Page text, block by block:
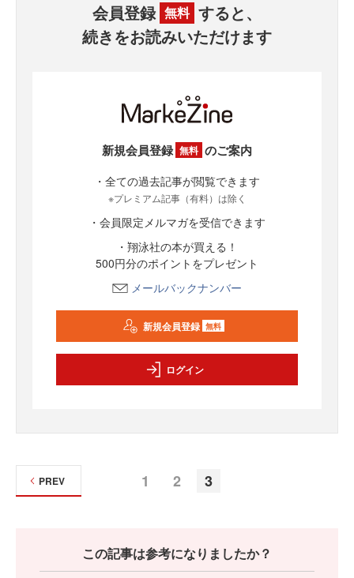
会員登録 無料 すると、
続きをお読みいただけます
新規会員登録 無料 のご案内
・全ての過去記事が閲覧できます
※プレミアム記事（有料）は除く
・会員限定メルマガを受信できます
・翔泳社の本が買える！
500円分のポイントをプレゼント
メールバックナンバー
新規会員登録 無料
ログイン
1 2 3
PREV
この記事は参考になりましたか？